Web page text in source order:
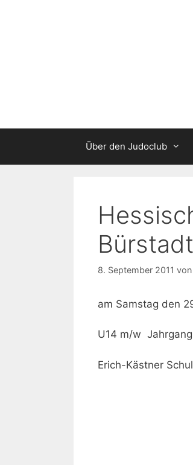
Über den Judoclub
Bürstadt
8. September 2011 von
am Samstag den
U14 m/w
Erich-Kästner